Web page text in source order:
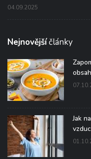
04.09.2025
Nejnovějšíčlánky
Jak